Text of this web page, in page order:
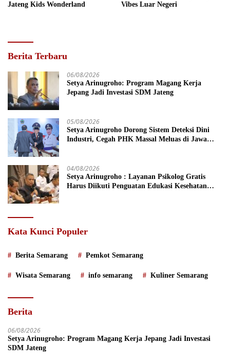
Jateng Kids Wonderland
Vibes Luar Negeri
Berita Terbaru
06/08/2026
Setya Arinugroho: Program Magang Kerja
Jepang Jadi Investasi SDM Jateng
05/08/2026
Setya Arinugroho Dorong Sistem Deteksi Dini
Industri, Cegah PHK Massal Meluas di Jawa
04/08/2026
Setya Arinugroho : Layanan Psikolog Gratis
Harus Diikuti Penguatan Edukasi Kesehatan
Kata Kunci Populer
Berita Semarang Pemkot Semarang
Wisata Semarang info semarang Kuliner Semarang
Berita
06/08/2026
Setya Arinugroho: Program Magang Kerja Jepang Jadi Investasi
SDM Jateng